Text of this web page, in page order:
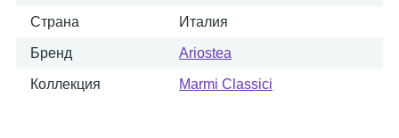
Страна Италия
Бренд Ariostea
Коллекция Marmi Classici